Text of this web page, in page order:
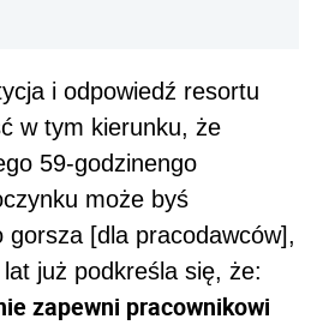
i odpowiedź resortu
w tym kierunku, że
59-godzinengo
może byś
gorsza [dla pracodawców],
już podkreśla się, że:
zapewni pracownikowi